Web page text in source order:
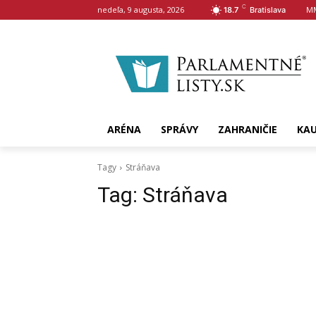
nedeľa, 9 augusta, 2026 18.7 C Bratislava
ARÉNA SPRÁVY ZAHRANIČIE
Tagy Stráňava
Tag: Stráňava